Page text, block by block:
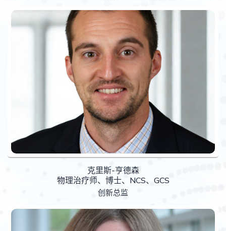
克里斯-亨德森
物理治疗师、博士、NCS、GCS
创新总监